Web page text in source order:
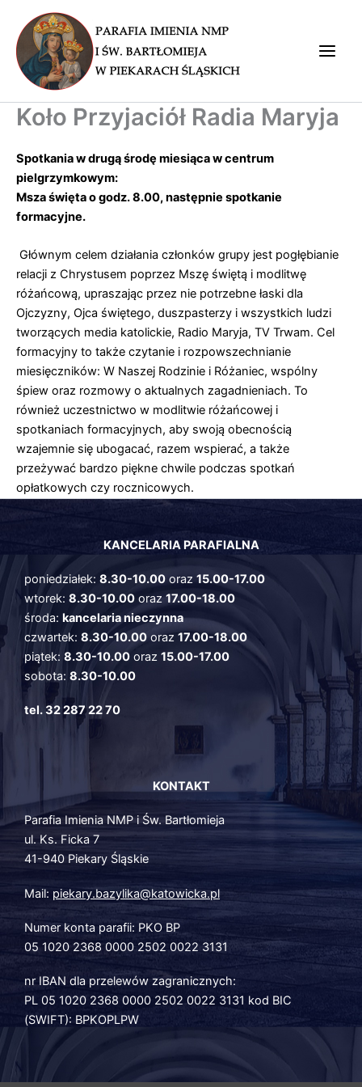
treści
Koło Przyjaciół Radia Maryja
Spotkania w drugą środę miesiąca w centrum
pielgrzymkowym:
Msza święta o godz. 8.00, następnie spotkanie
formacyjne.
Głównym celem działania członków grupy jest pogłębianie
relacji z Chrystusem poprzez Mszę świętą i modlitwę
różańcową, upraszając przez nie potrzebne łaski dla
Ojczyzny, Ojca świętego, duszpasterzy i wszystkich ludzi
tworzących media katolickie, Radio Maryja, TV Trwam. Cel
formacyjny to także czytanie i rozpowszechnianie
miesięczników: W Naszej Rodzinie i Różaniec, wspólny
śpiew oraz rozmowy o aktualnych zagadnieniach. To
również uczestnictwo w modlitwie różańcowej i
spotkaniach formacyjnych, aby swoją obecnością
wzajemnie się ubogacać, razem wspierać, a także
przeżywać bardzo piękne chwile podczas spotkań
opłatkowych czy rocznicowych.
KANCELARIA PARAFIALNA
poniedziałek: 8.30-10.00 oraz 15.00-17.00
wtorek: 8.30-10.00 oraz 17.00-18.00
środa: kancelaria nieczynna
czwartek: 8.30-10.00 oraz 17.00-18.00
piątek:8.30-10.00 oraz 15.00-17.00
sobota: 8.30-10.00
tel. 32 287 22 70
KONTAKT
Parafia Imienia NMP i Św. Bartłomieja
ul. Ks. Ficka 7
41-940 Piekary Śląskie
Mail: piekary.bazylika@katowicka.pl
Numer konta parafii: PKO BP
05 1020 2368 0000 2502 0022 3131
nr IBAN dla przelewów zagranicznych:
PL 05 1020 2368 0000 2502 0022 3131 kod BIC
(SWIFT): BPKOPLPW